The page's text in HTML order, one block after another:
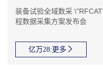
装备试验全域数采
程数据采集方案发布会
亿万28:更多